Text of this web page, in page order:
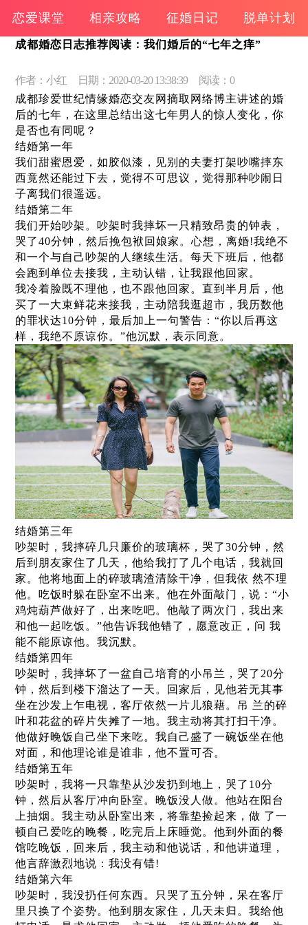
恋爱课堂 相亲攻略 征婚日记 脱单计划
成都婚恋日志推荐阅读：我们婚后的“七年之痒”
作者：小红 日期：2020-03-20 13:38:39
阅读：0
成都珍爱世纪情缘婚恋交友网摘取网络博主讲述的婚
后的七年，在这里总结出这七年男人的惊人变化，你
是否也有同呢？
结婚第一年
我们甜蜜恩爱，如胶似漆，见别的夫妻打架吵嘴摔东
西竟然还能过下去，觉得不可思议，觉得那种吵闹日
子离我们很遥远。
结婚第二年
我们开始吵架。吵架时我摔坏一只精致昂贵的钟表，
哭了40分钟，然后挽包袱回娘家。心想，离婚!我绝不
和一个与自己吵架的人继续生活。每天下班后，他都
会跑到单位去接我，主动认错，让我跟他回家。
我冷着脸既不理他，也不跟他回家。直到半月后，他
买了一大束鲜花来接我，主动陪我逛超市，我历数他
的罪状达10分钟，最后加上一句警告：“你以后再这
样，我绝不原谅你。”他沉默，表示同意。
结婚第三年
吵架时，我摔碎几只廉价的玻璃杯，哭了30分钟，然
后到朋友家住了几天，他给我打了几个电话，我就回
家。他将地面上的碎玻璃渣清除干净，但我依 然不理
他。吃饭时躲在卧室不出来。他在外面敲门，说：“小
鸡炖葫芦做好了，出来吃吧。他敲了两次门，我出来
和他一起吃饭。”他告诉我他错了，愿意改正，问 我
能不能原谅他。我沉默。
结婚第四年
吵架时，我摔坏了一盆自己培育的小吊兰，哭了20分
钟，然后到楼下溜达了一天。回家后，见他若无其事
坐在沙发上乍电视，客厅依然一片儿狼藉。吊 兰的碎
叶和花盆的碎片失摊了一地。我主动将其打扫干净。
他做好晚饭自己坐下来吃。我自己盛了一碗饭坐在他
对面，和他理论谁是谁非，他不置可否。
结婚第五年
吵架时，我将一只靠垫从沙发扔到地上，哭了10分
钟，然后从客厅冲向卧室。晚饭没人做。他站在阳台
上抽烟。我主动从卧室出来，将靠垫捡起来，做 了一
顿自己爱吃的晚餐，吃完后上床睡觉。他到外面的餐
馆吃晚饭，回来后，我主动和他说话，和他讲道理，
他言辞激烈地说：我没有错!
结婚第六年
吵架时，我没扔任何东西。只哭了五分钟，呆在客厅
里只换了个姿势。他到朋友家住，几天未归。我给他